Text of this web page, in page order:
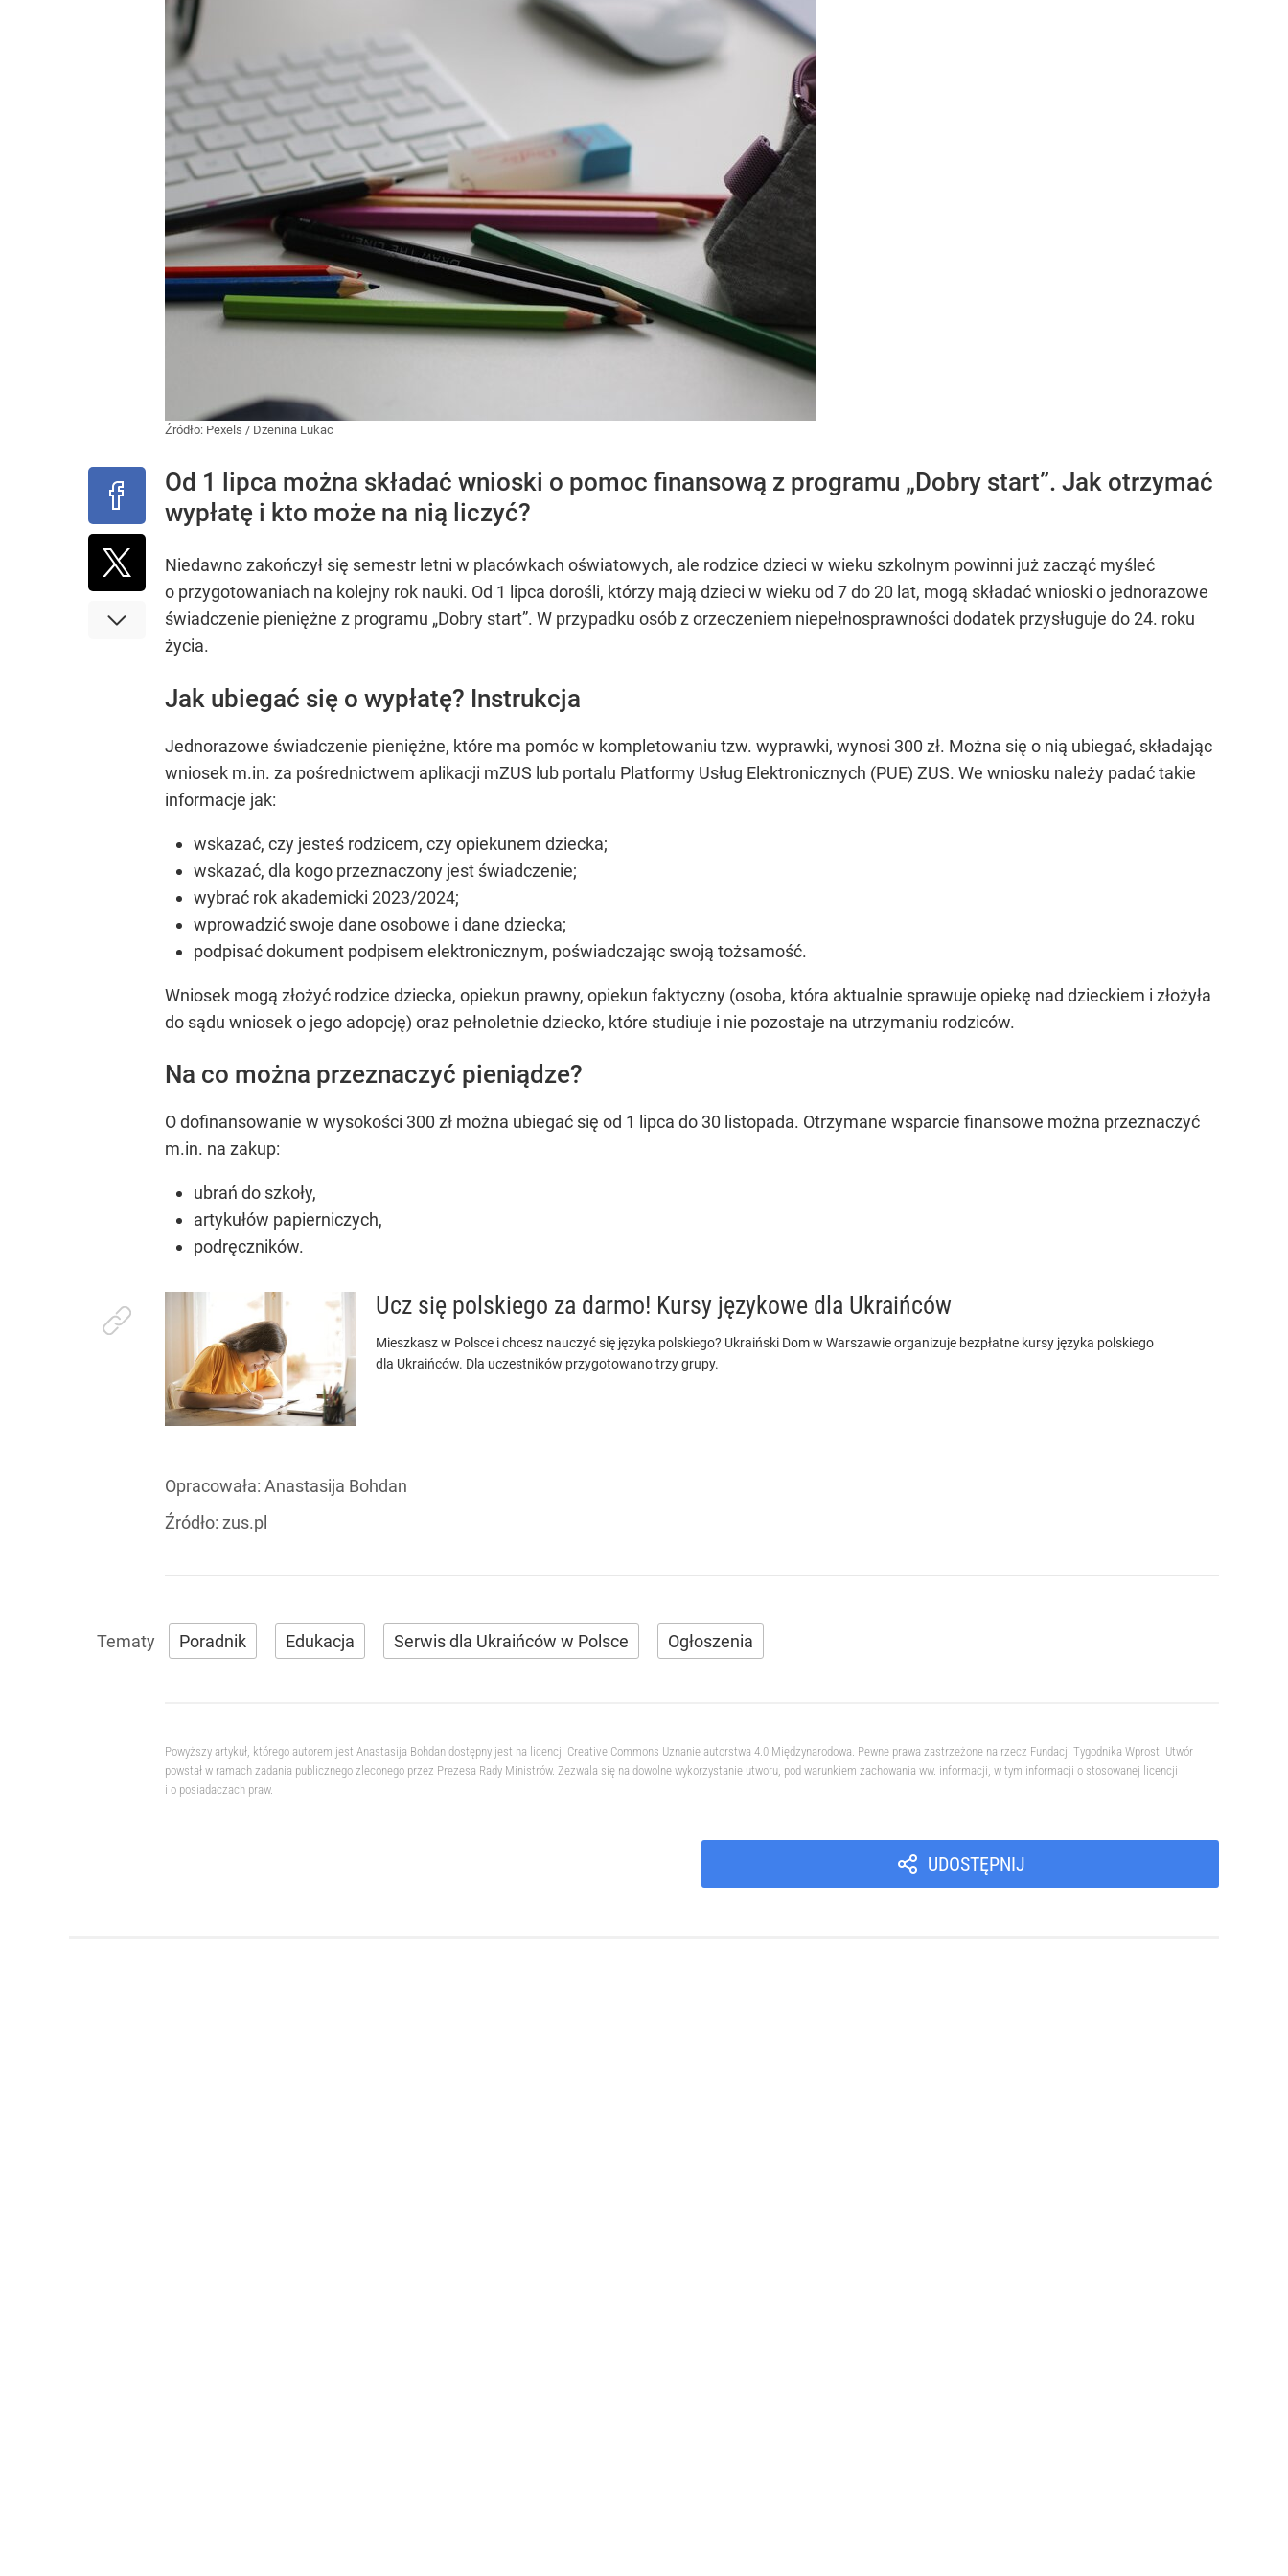
Źródło: Pexels / Dzenina Lukac
Od 1 lipca można składać wnioski o pomoc finansową z programu „Dobry start”. Jak otrzymać
wypłatę i kto może na nią liczyć?
Niedawno zakończył się semestr letni w placówkach oświatowych, ale rodzice dzieci w wieku szkolnym powinni już zacząć myśleć
o przygotowaniach na kolejny rok nauki. Od 1 lipca dorośli, którzy mają dzieci w wieku od 7 do 20 lat, mogą składać wnioski o jednorazowe
świadczenie pieniężne z programu „Dobry start”. W przypadku osób z orzeczeniem niepełnosprawności dodatek przysługuje do 24. roku
życia.
Jak ubiegać się o wypłatę? Instrukcja
Jednorazowe świadczenie pieniężne, które ma pomóc w kompletowaniu tzw. wyprawki, wynosi 300 zł. Można się o nią ubiegać, składając
wniosek m.in. za pośrednictwem aplikacji mZUS lub portalu Platformy Usług Elektronicznych (PUE) ZUS. We wniosku należy padać takie
informacje jak:
wskazać, czy jesteś rodzicem, czy opiekunem dziecka;
wskazać, dla kogo przeznaczony jest świadczenie;
wybrać rok akademicki 2023/2024;
wprowadzić swoje dane osobowe i dane dziecka;
podpisać dokument podpisem elektronicznym, poświadczając swoją tożsamość.
Wniosek mogą złożyć rodzice dziecka, opiekun prawny, opiekun faktyczny (osoba, która aktualnie sprawuje opiekę nad dzieckiem i złożyła
do sądu wniosek o jego adopcję) oraz pełnoletnie dziecko, które studiuje i nie pozostaje na utrzymaniu rodziców.
Na co można przeznaczyć pieniądze?
O dofinansowanie w wysokości 300 zł można ubiegać się od 1 lipca do 30 listopada. Otrzymane wsparcie finansowe można przeznaczyć
m.in. na zakup:
ubrań do szkoły,
artykułów papierniczych,
podręczników.
Ucz się polskiego za darmo! Kursy językowe dla Ukraińców
Mieszkasz w Polsce i chcesz nauczyć się języka polskiego? Ukraiński Dom w Warszawie organizuje bezpłatne kursy języka polskiego
dla Ukraińców. Dla uczestników przygotowano trzy grupy.
Opracowała: Anastasija Bohdan
Źródło: zus.pl
Poradnik Edukacja Serwis dla Ukraińców w Polsce Ogłoszenia
Powyższy artykuł, którego autorem jest Anastasija Bohdan dostępny jest na licencji Creative Commons Uznanie autorstwa 4.0 Międzynarodowa. Pewne prawa zastrzeżone na rzecz Fundacji Tygodnika Wprost. Utwór
powstał w ramach zadania publicznego zleconego przez Prezesa Rady Ministrów. Zezwala się na dowolne wykorzystanie utworu, pod warunkiem zachowania ww. informacji, w tym informacji o stosowanej licencji
i o posiadaczach praw.
UDOSTĘPNIJ